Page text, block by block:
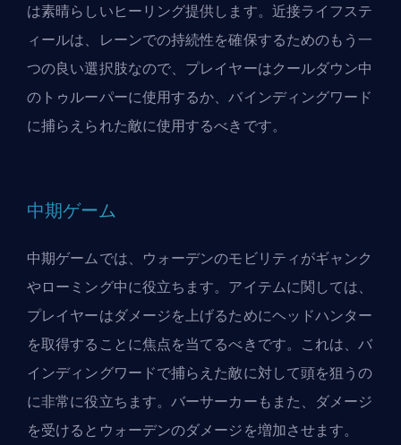
は素晴らしいヒーリング提供します。近接ライフステ
ィールは、レーンでの持続性を確保するためのもう一
つの良い選択肢なので、プレイヤーはクールダウン中
のトゥルーパーに使用するか、バインディングワード
に捕らえられた敵に使用するべきです。
中期ゲーム
中期ゲームでは、ウォーデンのモビリティがギャンク
やローミング中に役立ちます。アイテムに関しては、
プレイヤーはダメージを上げるためにヘッドハンター
を取得することに焦点を当てるべきです。これは、バ
インディングワードで捕らえた敵に対して頭を狙うの
に非常に役立ちます。バーサーカーもまた、ダメージ
を受けるとウォーデンのダメージを増加させます。